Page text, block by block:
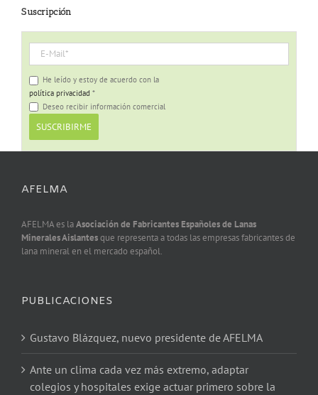
Suscripción
He leído y estoy de acuerdo con la
política privacidad *
Deseo recibir información comercial
AFELMA
AFELMA es laAsociación de Fabricantes Españoles de Lanas
Minerales Aislantesque representa a todas las empresas fabricantes de
lana mineral en el mercado español.
PUBLICACIONES
Gustavo Blázquez, nuevo presidente de AFELMA
Ante un clima cada vez más extremo, adaptar
colegios y hospitales exige actuar primero sobre la